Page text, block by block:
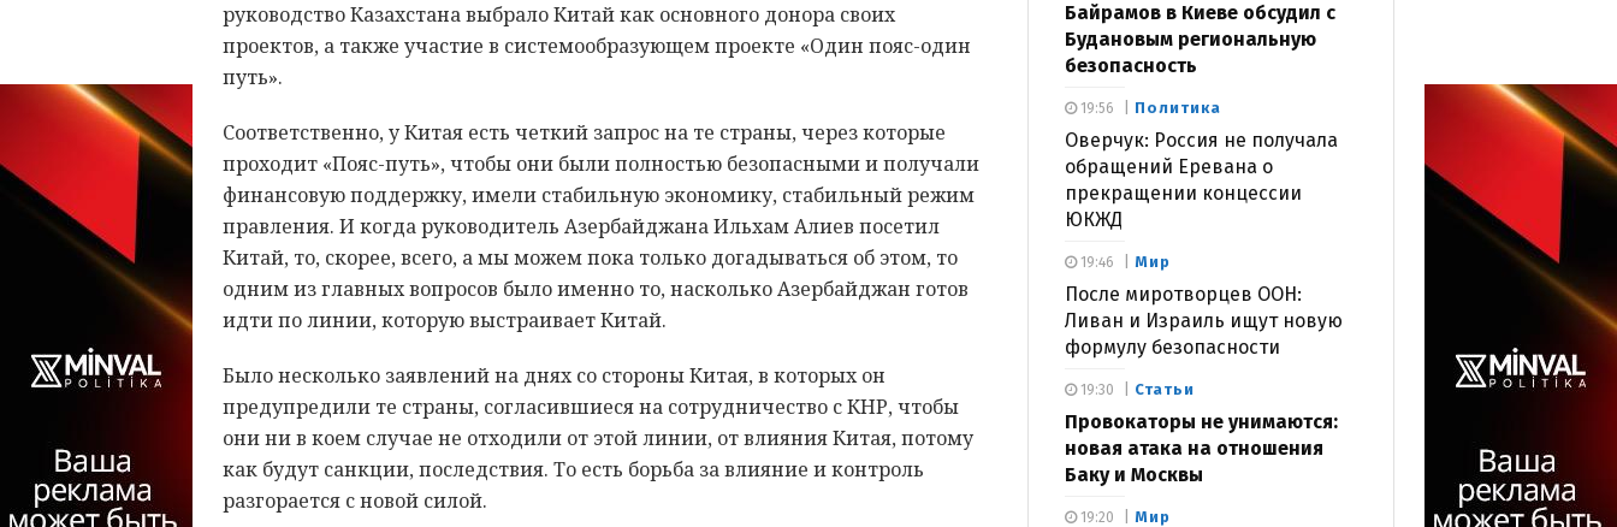
руководство Казахстана выбрало Китай как основного донора своих
проектов, а также участие в системообразующем проекте «Один пояс-один
путь».
Соответственно, у Китая есть четкий запрос на те страны, через которые
проходит «Пояс-путь», чтобы они были полностью безопасными и получали
финансовую поддержку, имели стабильную экономику, стабильный режим
правления. И когда руководитель Азербайджана Ильхам Алиев посетил
Китай, то, скорее, всего, а мы можем пока только догадываться об этом, то
одним из главных вопросов было именно то, насколько Азербайджан готов
идти по линии, которую выстраивает Китай.
Было несколько заявлений на днях со стороны Китая, в которых он
предупредили те страны, согласившиеся на сотрудничество с КНР, чтобы
они ни в коем случае не отходили от этой линии, от влияния Китая, потому
как будут санкции, последствия. То есть борьба за влияние и контроль
разгорается с новой силой.
Байрамов в Киеве обсудил с
Будановым региональную
безопасность
Политика
Оверчук: Россия не получала
обращений Еревана о
прекращении концессии
ЮКЖД
19:56
Мир
После миротворцев ООН:
Ливан и Израиль ищут новую
формулу безопасности
19:46
Статьи
Провокаторы не унимаются:
новая атака на отношения
Баку и Москвы
19:30
Мир
19:20